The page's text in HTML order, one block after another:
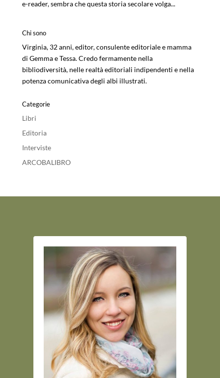
e-reader, sembra che questa storia secolare volga...
Chi sono
Virginia, 32 anni, editor, consulente editoriale e mamma
di Gemma e Tessa. Credo fermamente nella
bibliodiversità, nelle realtà editoriali indipendenti e nella
potenza comunicativa degli albi illustrati.
Categorie
Libri
Editoria
Interviste
ARCOBALIBRO